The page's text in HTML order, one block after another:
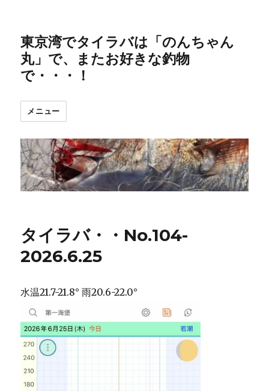
東京湾でタイラバは「のんちゃん
丸」で、またお好きな釣物
で・・・！
メニュー
タイラバ・・No.104-
2026.6.25
水温21.7-21.8° 雨20.6-22.0°